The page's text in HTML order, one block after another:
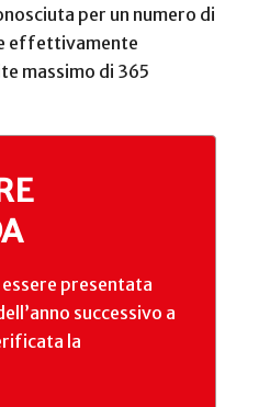
per un numero di
effettivamente
massimo di 365
presentata
successivo a
la